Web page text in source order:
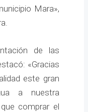
Mara»,
de las
«Gracias
este gran
a nuestra
comprar el